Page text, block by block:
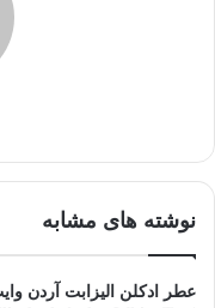
نوشته های مشابه
عطر ادکلن الیزابت آردن